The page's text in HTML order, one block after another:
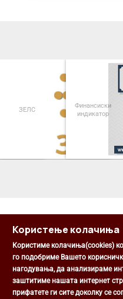
ЗЕЛС
Финансиски
индикатор
Михаил
Користење колачиња
Користиме колачиња(cookies)
го подобриме Вашето
нагодувања, да анализираме
заштитиме нашата интернет
прифатете ги сите доколку се